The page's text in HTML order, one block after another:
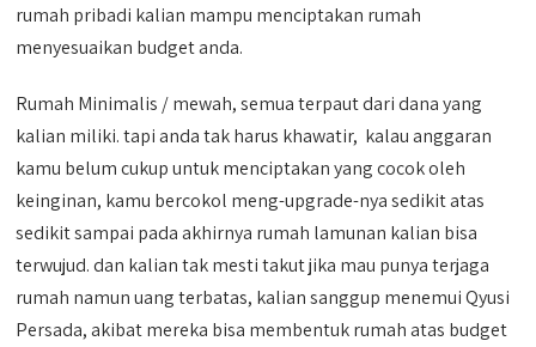
rumah pribadi kalian mampu menciptakan rumah
menyesuaikan budget anda.
Rumah Minimalis / mewah, semua terpaut dari dana yang
kalian miliki. tapi anda tak harus khawatir, kalau anggaran
kamu belum cukup untuk menciptakan yang cocok oleh
keinginan, kamu bercokol meng-upgrade-nya sedikit atas
sedikit sampai pada akhirnya rumah lamunan kalian bisa
terwujud. dan kalian tak mesti takut jika mau punya terjaga
rumah namun uang terbatas, kalian sanggup menemui Qyusi
Persada, akibat mereka bisa membentuk rumah atas budget